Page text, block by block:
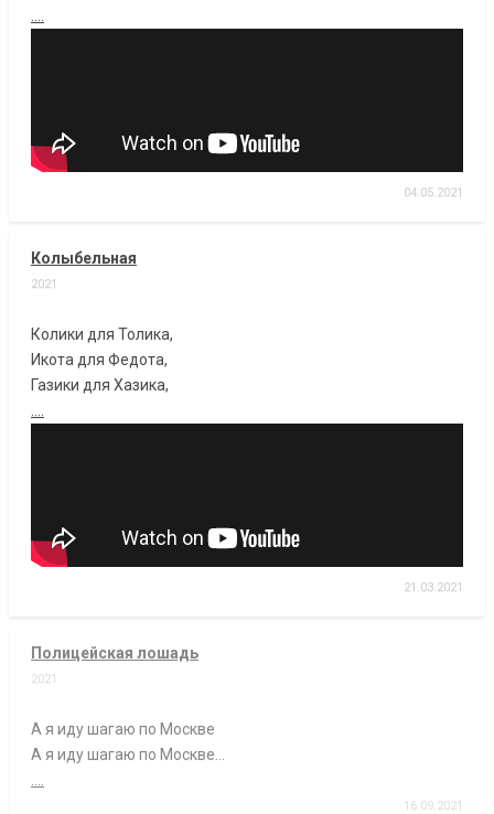
04.05.2021
Колыбельная
2021
Колики для Толика,
Икота для Федота,
Газики для Хазика,
21.03.2021
Полицейская лошадь
2021
А я иду шагаю по Москве
А я иду шагаю по Москве…
16.09.2021